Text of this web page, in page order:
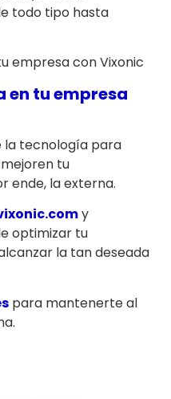
todo tipo hasta
en tu empresa
la tecnología para
tu
ende, la externa.
y
optimizar tu
la tan deseada
para mantenerte al